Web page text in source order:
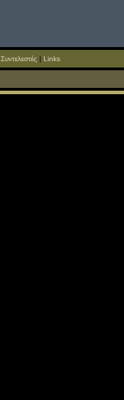
Συντελεστές | Links